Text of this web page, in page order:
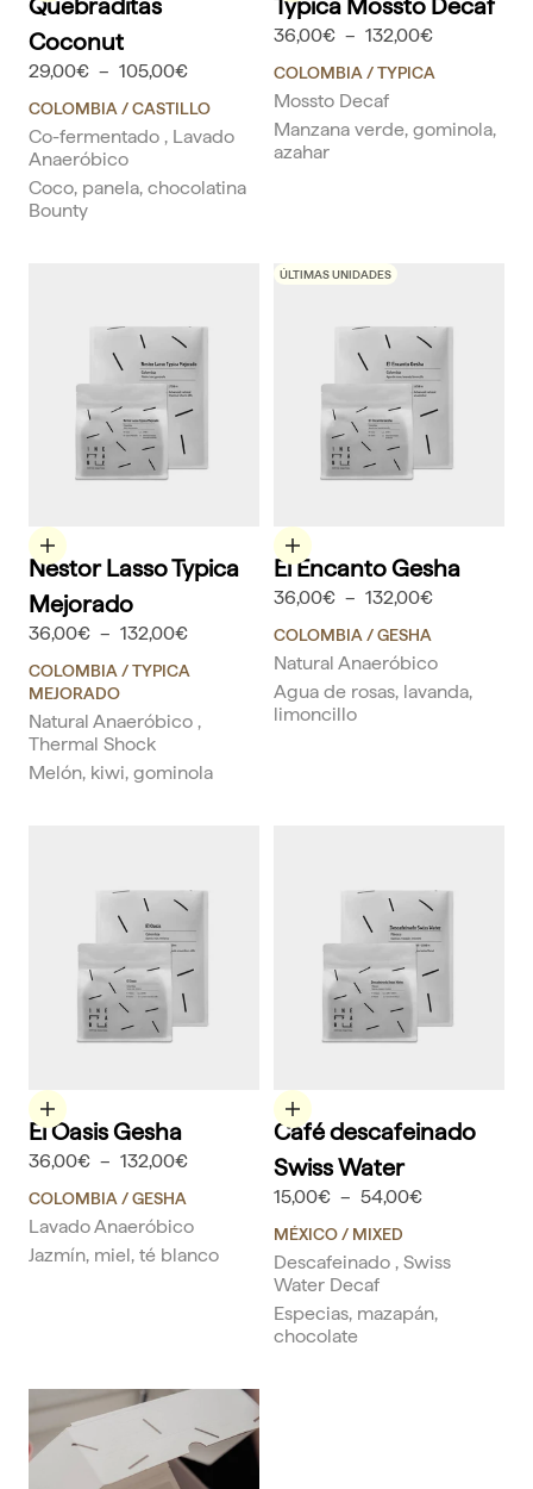
Coconut
29,00€ – 105,00€
COLOMBIA / CASTILLO
Co-fermentado , Lavado
Anaeróbico
Coco, panela, chocolatina
Bounty
36,00€ – 132,00€
COLOMBIA / TYPICA
Mossto Decaf
Manzana verde, gominola,
azahar
Elige opciones
Nestor Lasso Typica
Mejorado
36,00€ – 132,00€
COLOMBIA/ TYPICA
MEJORADO
Natural Anaeróbico ,
Thermal Shock
Melón, kiwi, gominola
ÚLTIMAS UNIDADES
Elige opciones
El Encanto Gesha
36,00€ – 132,00€
COLOMBIA/ GESHA
Natural Anaeróbico
Agua de rosas, lavanda,
limoncillo
Elige opciones
El Oasis Gesha
36,00€ – 132,00€
COLOMBIA / GESHA
Lavado Anaeróbico
Jazmín, miel, té blanco
Elige opciones
Café descafeinado
Swiss Water
15,00€ – 54,00€
MÉXICO/ MIXED
Descafeinado , Swiss
Water Decaf
Especias, mazapán,
chocolate